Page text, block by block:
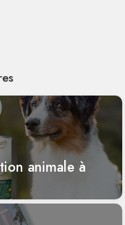
animale à